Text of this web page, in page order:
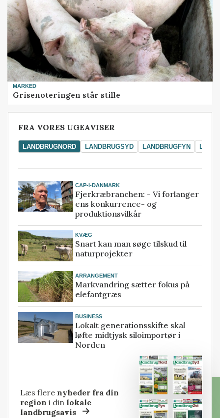
MARKED
Grisenoteringen står stille
FRA VORES UGEAVISER
LANDBRUGNORD LANDBRUGSYD LANDBRUGFYN
CAP-I-DANMARK
Fjerkræbranchen: - Vi forlanger
ens konkurrence- og
produktionsvilkår
KVÆG
Snart kan man søge tilskud til
naturprojekter
ARRANGEMENT
Markvandring sætter fokus på
elefantgræs
BUSINESS
Lokalt generationsskifte skal
løfte midtjysk siloimportør i
Norden
Læs flere nyheder fra din
region i dinlokale
landbrugsavis